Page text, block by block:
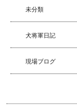
未分類
犬将軍日記
現場ブログ